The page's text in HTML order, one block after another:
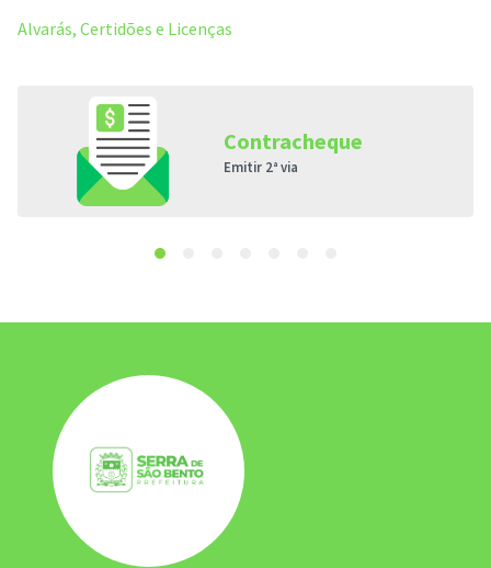
Alvarás, Certidões e Licenças
Contracheque
Emitir 2ª via